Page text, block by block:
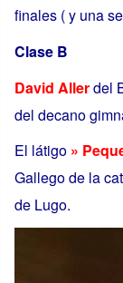
finales ( y una
Clase B
David Allerdel
del decano
El látigo »
Gallego de la
de Lugo.